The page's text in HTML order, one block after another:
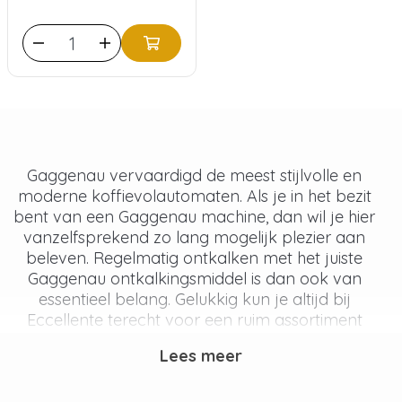
Gaggenau vervaardigd de meest stijlvolle en
moderne koffievolautomaten. Als je in het bezit
bent van een Gaggenau machine, dan wil je hier
vanzelfsprekend zo lang mogelijk plezier aan
beleven. Regelmatig ontkalken met het juiste
Gaggenau ontkalkingsmiddel is dan ook van
essentieel belang. Gelukkig kun je altijd bij
Eccellente terecht voor een ruim assortiment
Lees meer